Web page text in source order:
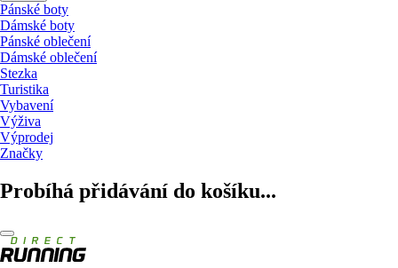
Pánské boty
Dámské boty
Pánské oblečení
Dámské oblečení
Stezka
Turistika
Vybavení
Výživa
Výprodej
Značky
Probíhá přidávání do košíku...